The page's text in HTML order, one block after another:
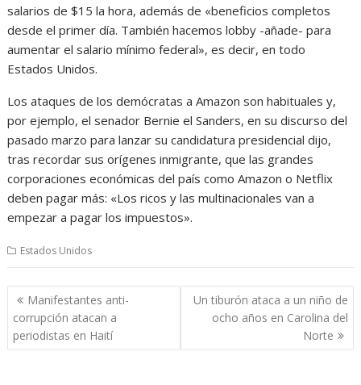
salarios de $15 la hora, además de «beneficios completos
desde el primer día. También hacemos lobby -añade- para
aumentar el salario mínimo federal», es decir, en todo
Estados Unidos.
Los ataques de los demócratas a Amazon son habituales y,
por ejemplo, el senador Bernie el Sanders, en su discurso del
pasado marzo para lanzar su candidatura presidencial dijo,
tras recordar sus orígenes inmigrante, que las grandes
corporaciones económicas del país como Amazon o Netflix
deben pagar más: «Los ricos y las multinacionales van a
empezar a pagar los impuestos».
Estados Unidos
Navegación
de
entradas
Manifestantes anti-
corrupción atacan a
periodistas en Haití
Un tiburón ataca a un niño de
ocho años en Carolina del
Norte